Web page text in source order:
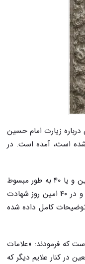
زیارت امام حسین
است، آمده است. در
وی درباره بخش سوم این کتاب نیز اظهار کرد: این بخش به زیارت اربعین پرداخته است. از ویژگی‌های عدد اربعین و یا ۴۰ به طور مبسوط
سخن گفته شده است. تاریخچه زیارت اربعین در آن شرح داده شده است. اینکه آیا اهل بیت(ع) در همان سال و در ۴۰ امین روز شهادت
کامل داده شده
که فرمودند: «علامات
در کنار علایم دیگر که